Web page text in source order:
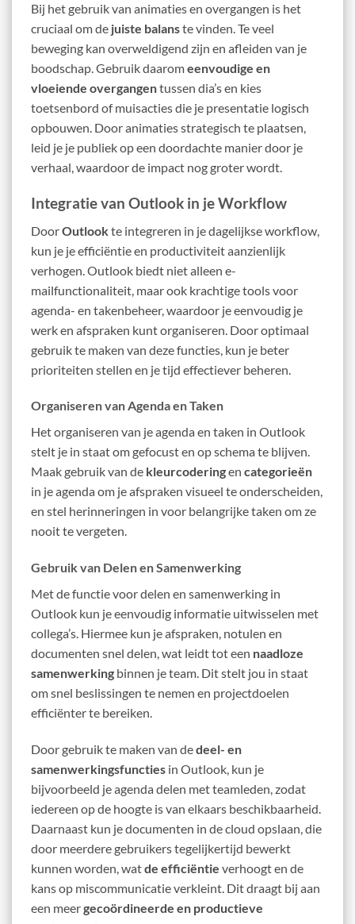
Bij het gebruik van animaties en overgangen is het
cruciaal om de juiste balanste vinden. Te veel
beweging kan overweldigend zijn en afleiden van je
boodschap. Gebruik daaromeenvoudige en
vloeiende overgangentussen dia’s en kies
toetsenbord of muisacties die je presentatie logisch
opbouwen. Door animaties strategisch te plaatsen,
leid je je publiek op een doordachte manier door je
verhaal, waardoor de impact nog groter wordt.
Integratie van Outlook in je Workflow
DoorOutlookte integreren in je dagelijkse workflow,
kun je je efficiëntie en productiviteit aanzienlijk
verhogen. Outlook biedt niet alleen e-
mailfunctionaliteit, maar ook krachtige tools voor
agenda- en takenbeheer, waardoor je eenvoudig je
werk en afspraken kunt organiseren. Door optimaal
gebruik te maken van deze functies, kun je beter
prioriteiten stellen en je tijd effectiever beheren.
Organiseren van Agenda en Taken
Het organiseren van je agenda en taken in Outlook
stelt je in staat om gefocust en op schema te blijven.
Maak gebruik van de kleurcoderingen categorieën
in je agenda om je afspraken visueel te onderscheiden,
en stel herinneringen in voor belangrijke taken om ze
nooit te vergeten.
Gebruik van Delen en Samenwerking
Met de functie voor delen en samenwerking in
Outlook kun je eenvoudig informatie uitwisselen met
collega’s. Hiermee kun je afspraken, notulen en
documenten snel delen, wat leidt tot een naadloze
samenwerking binnen je team. Dit stelt jou in staat
om snel beslissingen te nemen en projectdoelen
efficiënter te bereiken.
Door gebruik te maken van dedeel- en
samenwerkingsfuncties in Outlook, kun je
bijvoorbeeld je agenda delen met teamleden, zodat
iedereen op de hoogte is van elkaars beschikbaarheid.
Daarnaast kun je documenten in de cloud opslaan, die
door meerdere gebruikers tegelijkertijd bewerkt
kunnen worden, watde efficiëntie verhoogt en de
kans op miscommunicatie verkleint. Dit draagt bij aan
een meergecoördineerde en productieve